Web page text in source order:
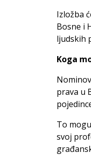
Izložba
Bosne i
ljudskih
Koga
prava u
To
svoj